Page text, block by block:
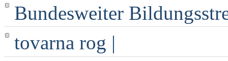
Bundesweiter
tovarna rog |